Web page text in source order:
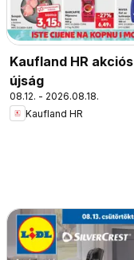
Kaufland HR akciós
újság
08.12. - 2026.08.18.
Kaufland HR